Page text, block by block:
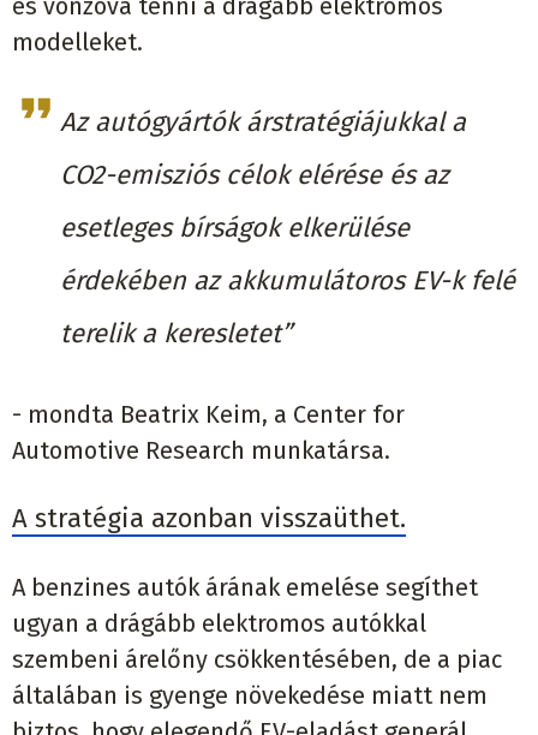
és vonzóvá tenni a drágább elektromos
modelleket.
Az autógyártók árstratégiájukkal a
CO2-emisziós célok elérése és az
esetleges bírságok elkerülése
érdekében az akkumulátoros EV-k felé
terelik a keresletet”
- mondta Beatrix Keim, a Center for
Automotive Research munkatársa.
A stratégia azonban visszaüthet.
A benzines autók árának emelése segíthet
ugyan a drágább elektromos autókkal
szembeni árelőny csökkentésében, de a piac
általában is gyenge növekedése miatt nem